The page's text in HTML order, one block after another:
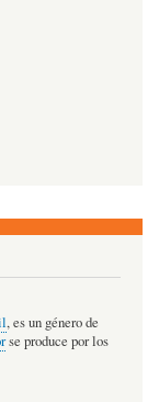
, es un género de
se produce por los